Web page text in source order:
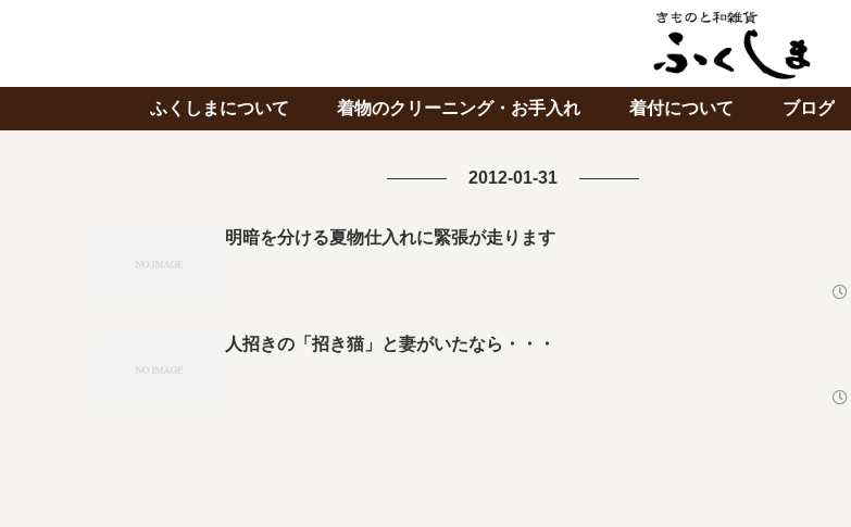
ふくしまについて 着物のクリーニング・お手入れ 着付について ブログ
2012-01-31
明暗を分ける夏物仕入れに緊張が走ります
人招きの「招き猫」と妻がいたなら・・・